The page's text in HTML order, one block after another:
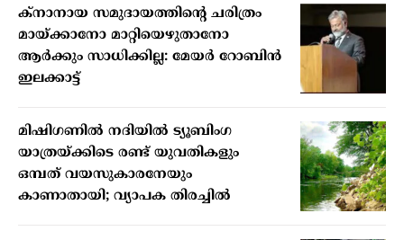
ക്നാനായ സമുദായത്തിന്റെ ചരിത്രം
മായ്ക്കാനോ മാറ്റിയെഴുതാനോ
ആർക്കും സാധിക്കില്ല: മേയർ റോബിൻ
ഇലക്കാട്ട്
മിഷിഗണില്‍ നദിയില്‍ ട്യൂബിംഗ
യാത്രയ്ക്കിടെ രണ്ട് യുവതികളും
ഒമ്പത് വയസുകാരനേയും
കാണാതായി; വ്യാപക തിരച്ചില്‍